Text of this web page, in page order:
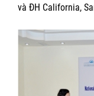
và ĐH California,